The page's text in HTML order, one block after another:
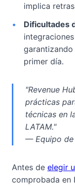
implica
•
Dificultades
primer día.
"Revenue
prácticas
técnicas en
LATAM."
— Equipo de
Antes de elegir
comprobada en